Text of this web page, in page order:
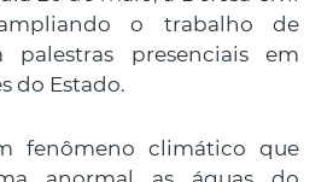
o trabalho de
palestras presenciais em
do Estado.
fenômeno climático que